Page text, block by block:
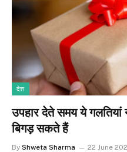
देश
उपहार देते समय ये
बिगड़ सकते हैं
By Shweta Sharma 22 June